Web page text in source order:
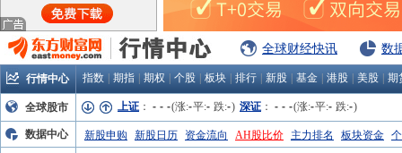
全球财经快讯 数
行情中心 指数 期指 期权 个股 板块 排行 新股 基金 港股 美股 期
全球股市 上证 ： - - -(涨:-平:- 跌:-) 深证 ： - - -(涨:-平:- 跌:-)
数据中心 新股申购 新股日历 资金流向 AH股比价 主力排名 板块资金